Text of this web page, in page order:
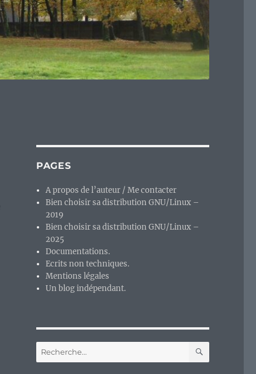
PAGES
A propos de l’auteur / Me contacter
Bien choisir sa distribution GNU/Linux –
2019
Bien choisir sa distribution GNU/Linux –
2025
Documentations.
Ecrits non techniques.
Mentions légales
Un blog indépendant.
Recherche
pour :